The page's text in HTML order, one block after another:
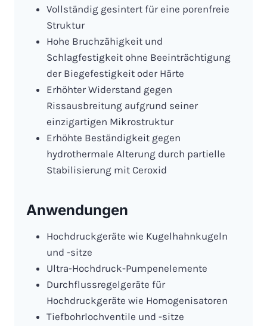
Vollständig gesintert für eine porenfreie
Struktur
Hohe Bruchzähigkeit und
Schlagfestigkeit ohne Beeinträchtigung
der Biegefestigkeit oder Härte
Erhöhter Widerstand gegen
Rissausbreitung aufgrund seiner
einzigartigen Mikrostruktur
Erhöhte Beständigkeit gegen
hydrothermale Alterung durch partielle
Stabilisierung mit Ceroxid
Anwendungen
Hochdruckgeräte wie Kugelhahnkugeln
und -sitze
Ultra-Hochdruck-Pumpenelemente
Durchflussregelgeräte für
Hochdruckgeräte wie Homogenisatoren
Tiefbohrlochventile und -sitze